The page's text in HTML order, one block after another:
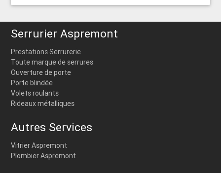
Serrurier Aspremont
Prestations Serrurerie
Toute marque de serrures
Ouverture de porte
Porte blindée
Volets roulants
Rideaux métalliques
Autres Services
Vitrier Aspremont
Plombier Aspremont